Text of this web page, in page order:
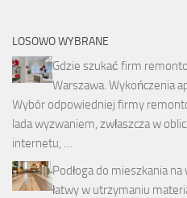
LOSOWO WYBRANE
Gdzie szukać firm
Warszawa. Wykończenia
Wybór odpowiedniej firmy
lada wyzwaniem, zwłaszcza w
internetu, …
Podłoga do mieszkania
łatwy w utrzymaniu